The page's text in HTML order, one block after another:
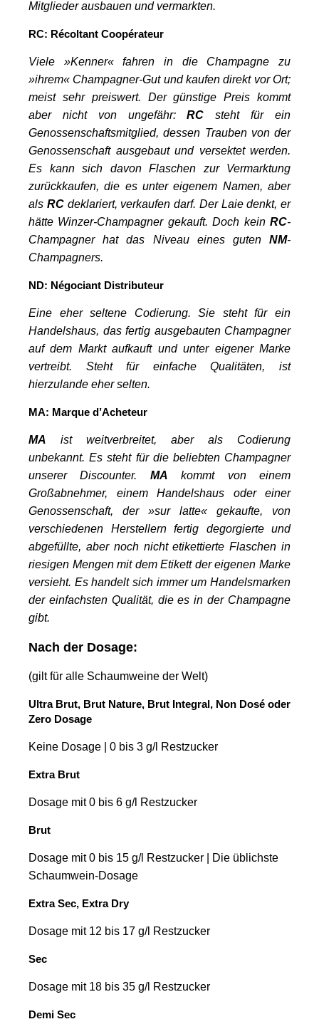
Mitglieder ausbauen und vermarkten.
RC: Récoltant Coopérateur
Viele »Kenner« fahren in die Champagne zu
»ihrem« Champagner-Gut und kaufen direkt vor Ort;
meist sehr preiswert. Der günstige Preis kommt
aber nicht von ungefähr:RC steht für ein
Genossenschaftsmitglied, dessen Trauben von der
Genossenschaft ausgebaut und versektet werden.
Es kann sich davon Flaschen zur Vermarktung
zurückkaufen, die es unter eigenem Namen, aber
als RCdeklariert, verkaufen darf. Der Laie denkt, er
hätte Winzer-Champagner gekauft. Doch keinRC-
Champagner hat das Niveau eines guten NM-
Champagners.
ND: Négociant Distributeur
Eine eher seltene Codierung. Sie steht für ein
Handelshaus, das fertig ausgebauten Champagner
auf dem Markt aufkauft und unter eigener Marke
vertreibt. Steht für einfache Qualitäten, ist
hierzulande eher selten.
MA: Marque d’Acheteur
MA ist weitverbreitet, aber als Codierung
unbekannt. Es steht für die beliebten Champagner
unserer Discounter.
MA kommt von einem
Großabnehmer, einem Handelshaus oder einer
Genossenschaft, der »sur latte« gekaufte, von
verschiedenen Herstellern fertig degorgierte und
abgefüllte, aber noch nicht etikettierte Flaschen in
riesigen Mengen mit dem Etikett der eigenen Marke
versieht. Es handelt sich immer um Handelsmarken
der einfachsten Qualität, die es in der Champagne
gibt.
Nach der Dosage:
(gilt für alle Schaumweine der Welt)
Ultra Brut, Brut Nature, Brut Integral, Non Dosé oder
Zero Dosage
Keine Dosage | 0 bis 3 g/l Restzucker
Extra Brut
Dosage mit 0 bis 6 g/l Restzucker
Brut
Dosage mit 0 bis 15 g/l Restzucker | Die üblichste
Schaumwein-Dosage
Extra Sec, Extra Dry
Dosage mit 12 bis 17 g/l Restzucker
Sec
Dosage mit 18 bis 35 g/l Restzucker
Demi Sec